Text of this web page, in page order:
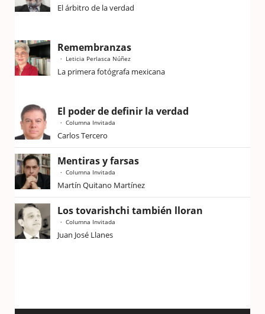
El árbitro de la verdad
Remembranzas
Leticia Perlasca Núñez
La primera fotógrafa mexicana
El poder de definir la verdad
Columna Invitada
Carlos Tercero
Mentiras y farsas
Columna Invitada
Martín Quitano Martínez
Los tovarishchi también lloran
Columna Invitada
Juan José Llanes